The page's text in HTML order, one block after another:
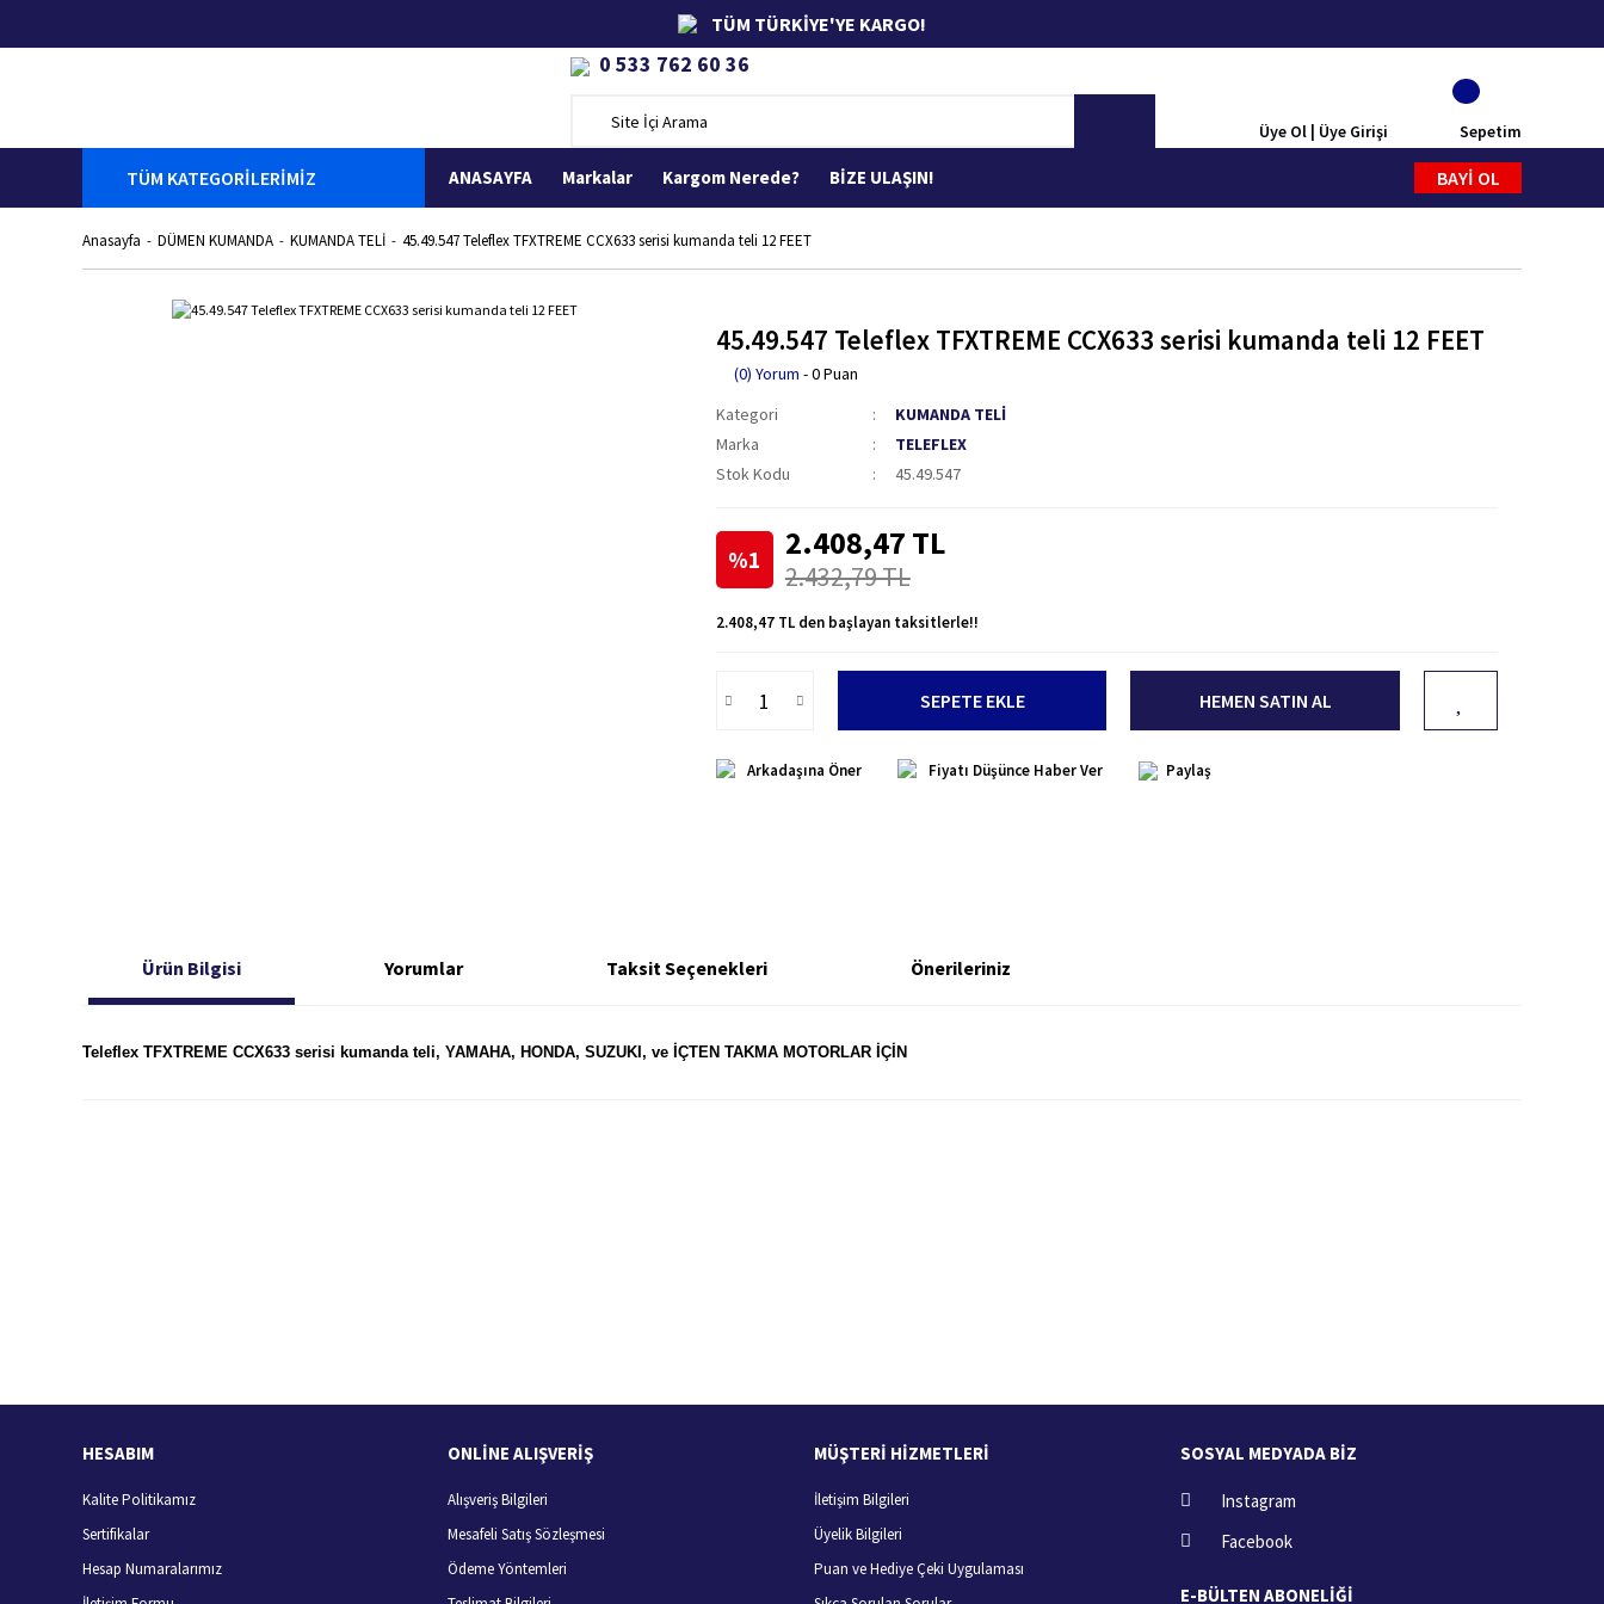
TÜM TÜRKİYE'YE KARGO!
0 533 762 60 36
Üye Ol | Üye Girişi Sepetim
TÜM KATEGORİLERİMİZ ANASAYFA Markalar Kargom Nerede? BİZE ULAŞIN! BAYİ OL
Anasayfa DÜMEN KUMANDA KUMANDA TELİ 45.49.547 Teleflex TFXTREME CCX633 serisi kumanda teli 12 FEET
45.49.547 Teleflex TFXTREME CCX633 serisi kumanda teli 12 FEET
(0) Yorum - 0 Puan
Kategori
KUMANDA TELİ
Marka
TELEFLEX
Stok Kodu
45.49.547
%1 2.408,47 TL
2.432,79 TL
2.408,47 TL den başlayan taksitlerle!!
SEPETE EKLE HEMEN SATIN AL
Arkadaşına Öner Fiyatı Düşünce Haber Ver Paylaş
Ürün Bilgisi Yorumlar Taksit Seçenekleri Önerileriniz
Teleflex TFXTREME CCX633 serisi kumanda teli, YAMAHA, HONDA, SUZUKI, ve İÇTEN TAKMA MOTORLAR İÇİN
HESABIM
Kalite Politikamız
Sertifikalar
Hesap Numaralarımız
ONLİNE ALIŞVERİŞ
Alışveriş Bilgileri
Mesafeli Satış Sözleşmesi
Ödeme Yöntemleri
MÜŞTERİ HİZMETLERİ
İletişim Bilgileri
Üyelik Bilgileri
Puan ve Hediye Çeki Uygulaması
SOSYAL MEDYADA BİZ
Instagram
Facebook
E-BÜLTEN ABONELİĞİ